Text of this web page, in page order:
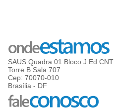
SAUS Quadra 01 Bloco J Ed CNT
Torre B Sala 707
Cep: 70070-010
Brasília - DF